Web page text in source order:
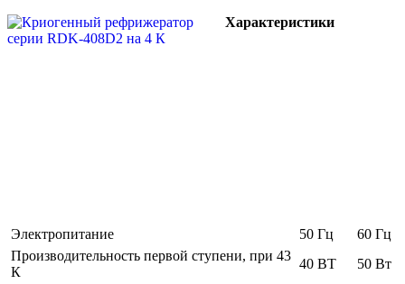
Характеристики
Электропитание 50 Гц
60 Гц
Производительность первой ступени, при 43
К
40 ВТ
50 Вт